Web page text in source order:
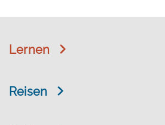
Lernen
Reisen